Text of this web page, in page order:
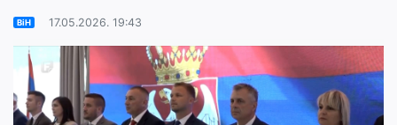
BiH 17.05.2026. 19:43